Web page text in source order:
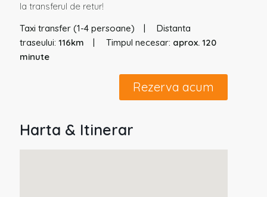
la transferul de retur!
Taxi transfer (1-4 persoane)
Distanta
traseului: 116km Timpul necesar: aprox. 120
minute
Rezerva acum
Harta & Itinerar